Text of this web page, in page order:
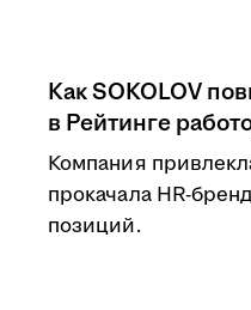
Как SOKOLOV
в Рейтинге
Компания
прокачала HR-
позиций.